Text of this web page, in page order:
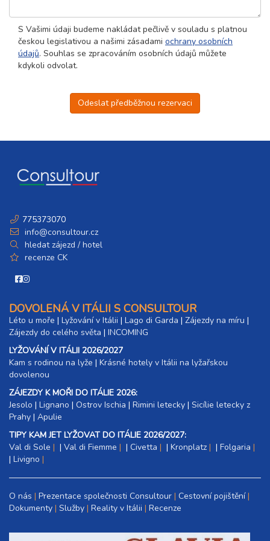
S Vašimi údaji budeme nakládat pečlivě v souladu s platnou
českou legislativou a našimi zásadami ochrany osobních
údajů. Souhlas se zpracováním osobních údajů můžete
kdykoli odvolat.
Odeslat předběžnou rezervaci
775373070
info@consultour.cz
hledat zájezd / hotel
recenze CK
DOVOLENÁ V ITÁLII S CONSULTOUR
Léto u moře | Lyžování v Itálii | Lago di Garda | Zájezdy na míru |
Zájezdy do celého světa | INCOMING
LYŽOVÁNÍ V ITÁLII 2026/2027
Kam s rodinou na lyže |​ Krásné hotely v Itálii na lyžařskou
dovolenou
ZÁJEZDY K MOŘI DO ITÁLIE 2026:
Jesolo | Lignano | Ostrov Ischia | Rimini letecky | Sicílie letecky z
Prahy | Apulie
TIPY KAM JET LYŽOVAT DO ITÁLIE 2026/2027:
Val di Sole
| Val di Fiemme | Civetta | Kronplatz | Folgaria
| Livigno
O nás Prezentace společnosti Consultour Cestovní pojištění
Dokumenty Služby Reality v Itálii Recenze